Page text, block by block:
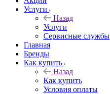
Услуги
Назад
Услуги
Сервисные службы
Главная
Бренды
Как купить
Назад
Как купить
Условия оплаты